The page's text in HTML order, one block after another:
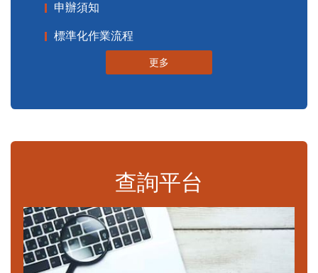
申辦須知
標準化作業流程
更多
查詢平台